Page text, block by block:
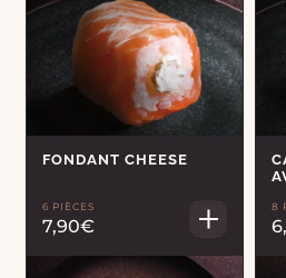
FONDANT CHEESE
6 PIÈCES
7,90€
8